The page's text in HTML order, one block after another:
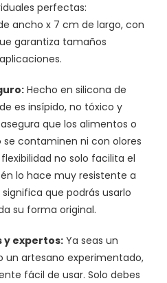
perfectas:
ancho x 7 cm de largo, con
garantiza tamaños
Hecho en silicona de
es insípido, no tóxico y
que los alimentos o
contaminen ni con olores
no solo facilita el
lo hace muy resistente a
que podrás usarlo
su forma original.
y expertos: Ya seas un
un artesano experimentado,
fácil de usar. Solo debes